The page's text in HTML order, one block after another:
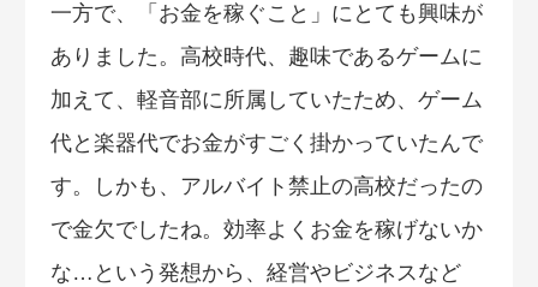
一方で、「お金を稼ぐこと」にとても興味が
ありました。高校時代、趣味であるゲームに
加えて、軽音部に所属していたため、ゲーム
代と楽器代でお金がすごく掛かっていたんで
す。しかも、アルバイト禁止の高校だったの
で金欠でしたね。効率よくお金を稼げないか
な…という発想から、経営やビジネスなど